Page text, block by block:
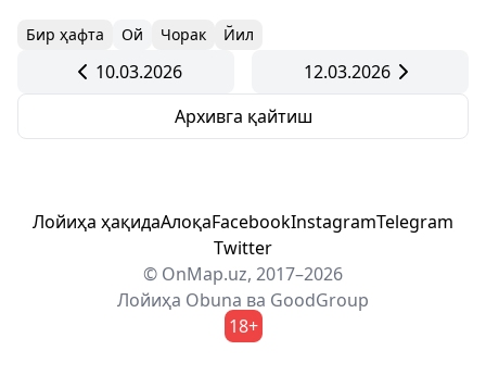
Бир ҳафта Ой Чорак Йил
10.03.2026
12.03.2026
Архивга қайтиш
Лойиҳа ҳақидаАлоқаFacebookInstagramTelegram
Twitter
© OnMap.uz, 2017–2026
Лойиҳа Obuna ва GoodGroup
18+